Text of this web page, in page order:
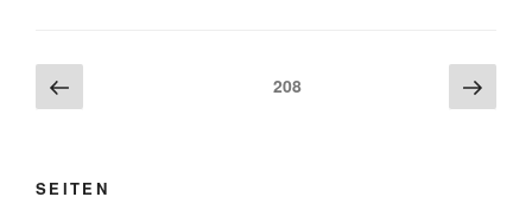
Beitragsnavigation
Vorherige
Seite
Seite208
Seite
SEITEN